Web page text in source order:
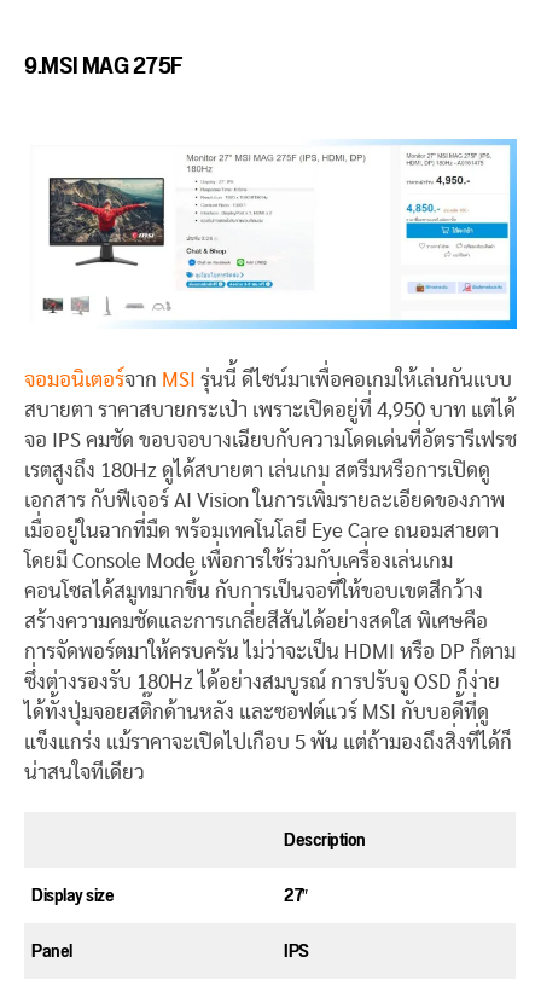
9.MSI MAG 275F
จอมอนิเตอร์จาก MSI รุ่นนี้ ดีไซน์มาเพื่อคอเกมให้เล่นกันแบบ
สบายตา ราคาสบายกระเป๋า เพราะเปิดอยู่ที่ 4,950 บาท แต่ได้
จอ IPS คมชัด ขอบจอบางเฉียบกับความโดดเด่นที่อัตรารีเฟรช
เรตสูงถึง 180Hz ดูได้สบายตา เล่นเกม สตรีมหรือการเปิดดู
เอกสาร กับฟีเจอร์ AI Vision ในการเพิ่มรายละเอียดของภาพ
เมื่ออยู่ในฉากที่มืด พร้อมเทคโนโลยี Eye Care ถนอมสายตา
โดยมี Console Mode เพื่อการใช้ร่วมกับเครื่องเล่นเกม
คอนโซลได้สมูทมากขึ้น กับการเป็นจอที่ให้ขอบเขตสีกว้าง
สร้างความคมชัดและการเกลี่ยสีสันได้อย่างสดใส พิเศษคือ
การจัดพอร์ตมาให้ครบครัน ไม่ว่าจะเป็น HDMI หรือ DP ก็ตาม
ซึ่งต่างรองรับ 180Hz ได้อย่างสมบูรณ์ การปรับจู OSD ก็ง่าย
ได้ทั้งปุ่มจอยสติ๊กด้านหลัง และซอฟต์แวร์ MSI กับบอดี้ที่ดู
แข็งแกร่ง แม้ราคาจะเปิดไปเกือบ 5 พัน แต่ถ้ามองถึงสิ่งที่ได้ก็
น่าสนใจทีเดียว
Description
Display size
27″
Panel
IPS